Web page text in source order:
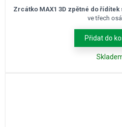
Zrcátko MAX1 3D zpětné do
ve třech
Přidat do